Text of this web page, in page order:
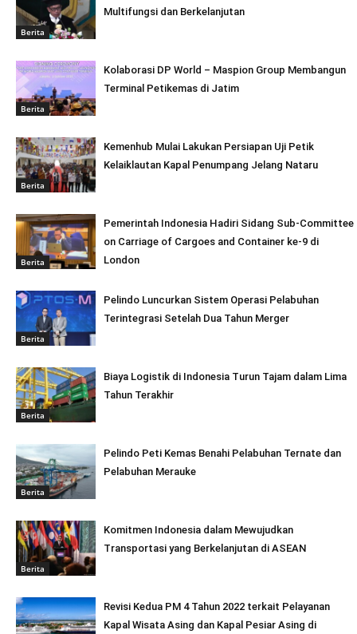
Berita
Multifungsi dan Berkelanjutan
Berita
Kolaborasi DP World – Maspion Group Membangun
Terminal Petikemas di Jatim
Berita
Kemenhub Mulai Lakukan Persiapan Uji Petik
Kelaiklautan Kapal Penumpang Jelang Nataru
Berita
Pemerintah Indonesia Hadiri Sidang Sub-Committee
on Carriage of Cargoes and Container ke-9 di
London
Berita
Pelindo Luncurkan Sistem Operasi Pelabuhan
Terintegrasi Setelah Dua Tahun Merger
Berita
Biaya Logistik di Indonesia Turun Tajam dalam Lima
Tahun Terakhir
Berita
Pelindo Peti Kemas Benahi Pelabuhan Ternate dan
Pelabuhan Merauke
Berita
Komitmen Indonesia dalam Mewujudkan
Transportasi yang Berkelanjutan di ASEAN
Revisi Kedua PM 4 Tahun 2022 terkait Pelayanan
Kapal Wisata Asing dan Kapal Pesiar Asing di